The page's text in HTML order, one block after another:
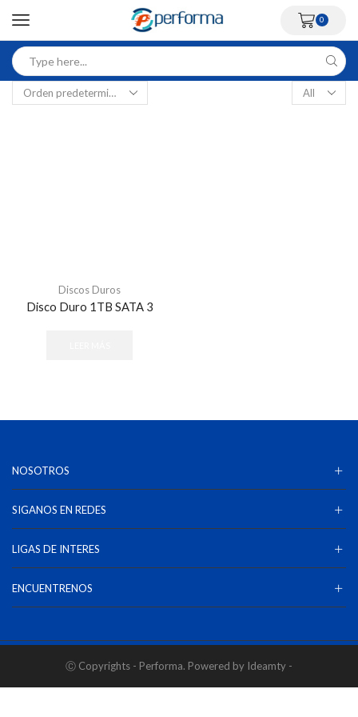
0
Discos Duros
Disco Duro 1TB SATA 3
NOSOTROS
SIGANOS EN REDES
LIGAS DE INTERES
ENCUENTRENOS
Ⓒ Copyrights - Performa. Powered by Ideamty -